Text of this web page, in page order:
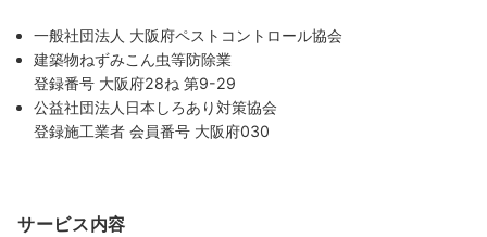
一般社団法人 大阪府ペストコントロール協会
建築物ねずみこん虫等防除業
登録番号 大阪府28ね 第9-29
公益社団法人日本しろあり対策協会
登録施工業者 会員番号 大阪府030
サービス内容